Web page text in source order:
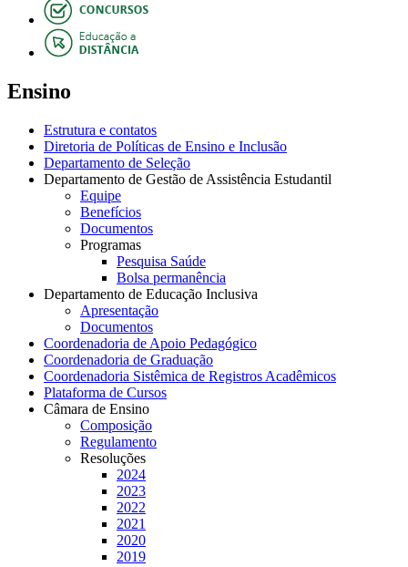
Ensino
Estrutura e contatos
Diretoria de Políticas de Ensino e Inclusão
Departamento de Seleção
Departamento de Gestão de Assistência Estudantil
Equipe
Benefícios
Documentos
Programas
Pesquisa Saúde
Bolsa permanência
Departamento de Educação Inclusiva
Apresentação
Documentos
Coordenadoria de Apoio Pedagógico
Coordenadoria de Graduação
Coordenadoria Sistêmica de Registros Acadêmicos
Plataforma de Cursos
Câmara de Ensino
Composição
Regulamento
Resoluções
2024
2023
2022
2021
2020
2019